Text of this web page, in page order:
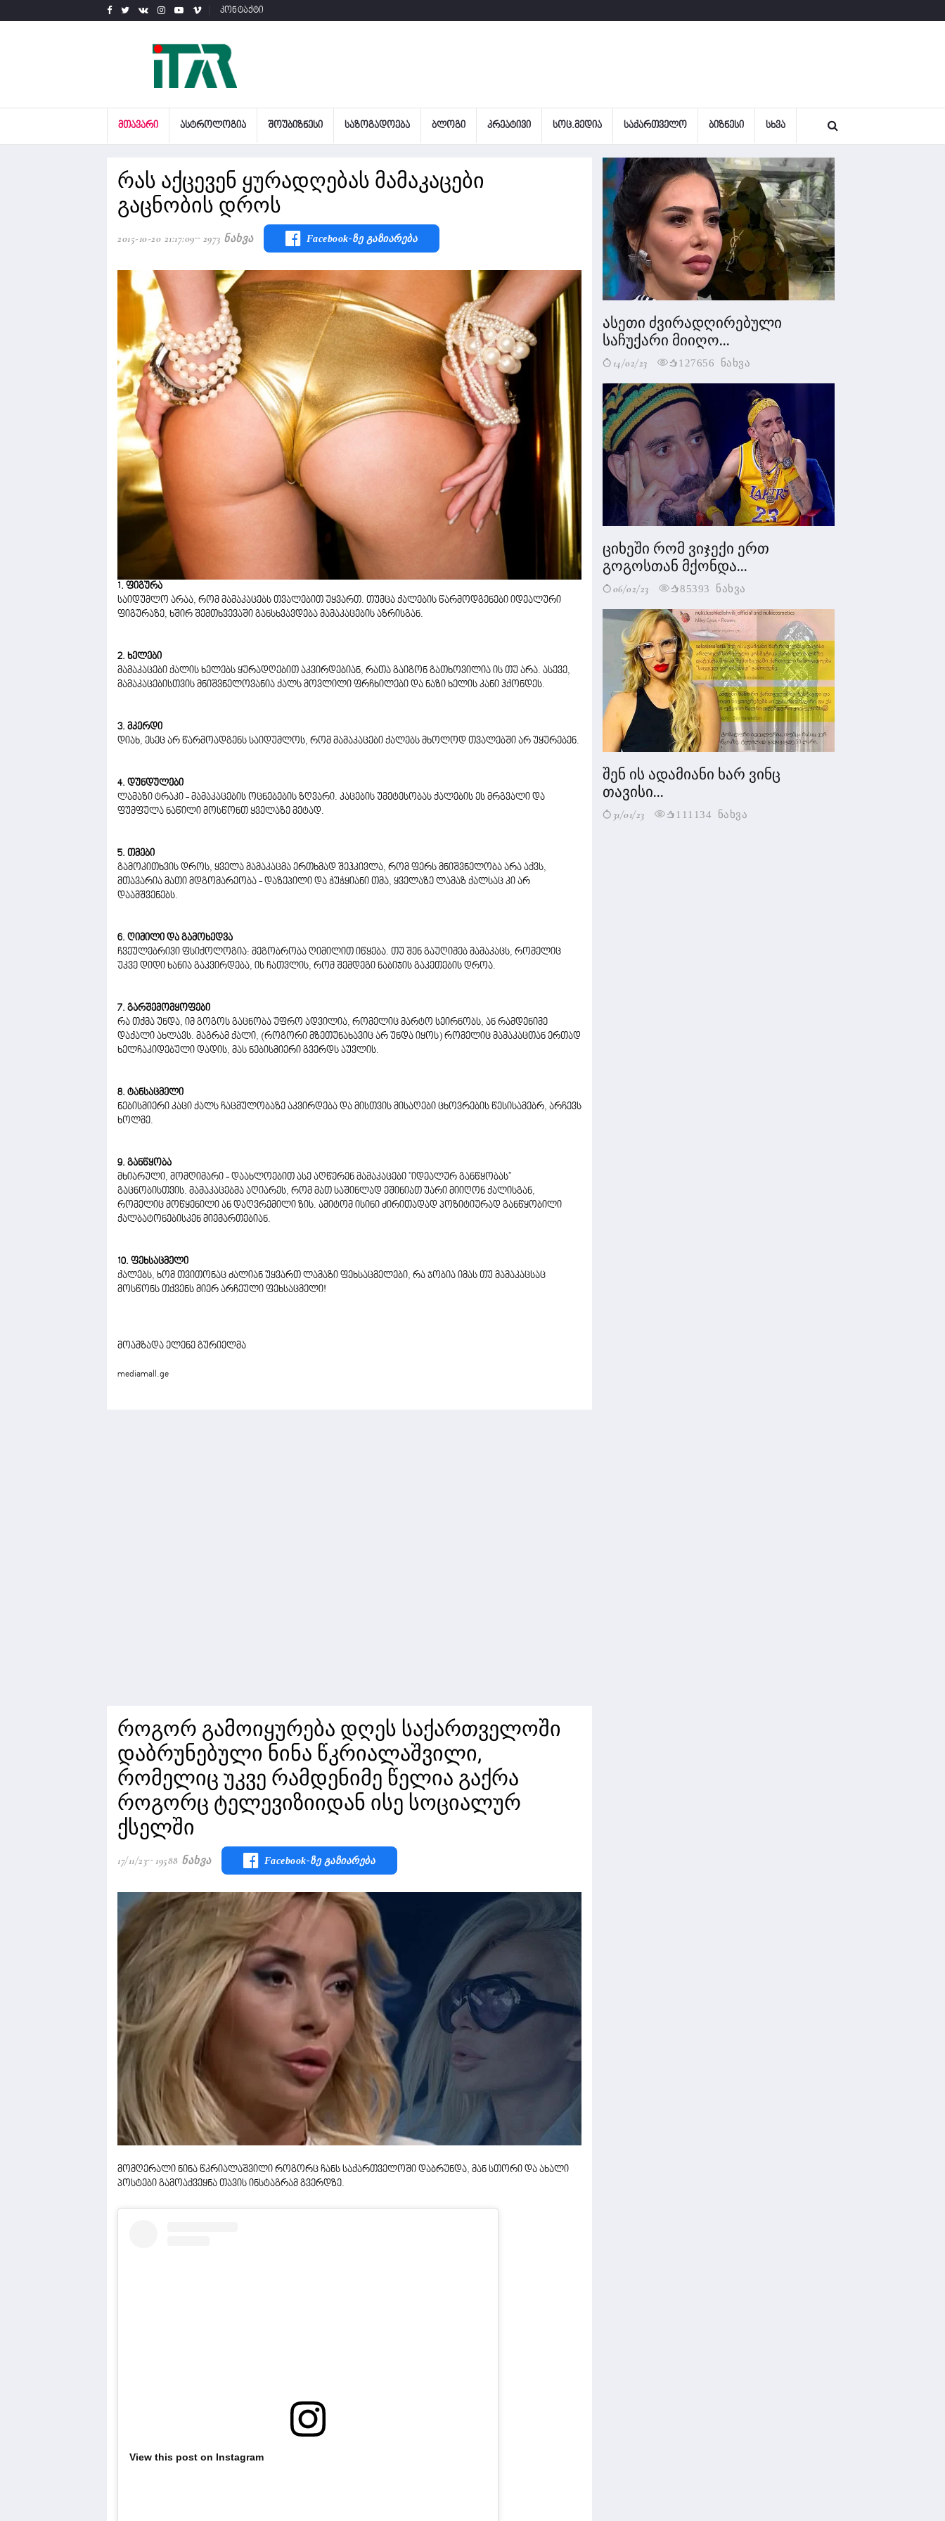
კონტაქტი
ᲛᲗᲐᲕᲐᲠᲘ ᲐᲡᲢᲠᲝᲚᲝᲒᲘᲐ ᲨᲝᲣᲑᲘᲖᲜᲔᲡᲘ ᲡᲐᲖᲝᲒᲐᲓᲝᲔᲑᲐ ᲑᲚᲝᲒᲘ ᲙᲠᲔᲐᲢᲘᲕᲘ ᲡᲝᲪ.ᲛᲔᲓᲘᲐ ᲡᲐᲥᲐᲠᲗᲕᲔᲚᲝ ᲑᲘᲖᲜᲔᲡᲘ ᲡᲮᲕᲐ
რას აქცევენ ყურადღებას მამაკაცები
გაცნობის დროს
2015-10-20 21:17:09 2973 Ნახვა Facebook-Ზე Გაზიარება
1. ფიგურა
საიდუმლო არაა, რომ მამაკაცებს თვალებით უყვართ. თუმცა ქალების წარმოდგენები იდეალური
ფიგურაზე, ხშირ შემთხვევაში განსხვავდება მამაკაცების აზრისგან.
2. ხელები
მამაკაცები ქალის ხელებს ყურადღებით აკვირდებიან, რათა გაიგონ გათხოვილია ის თუ არა. ასევე,
მამაკაცებისთვის მნიშვნელოვანია ქალს მოვლილი ფრჩხილები და ნაზი ხელის კანი ჰქონდეს.
3. მკერდი
დიახ, ესეც არ წარმოადგენს საიდუმლოს, რომ მამაკაცები ქალებს მხოლოდ თვალებში არ უყურებენ.
4. დუნდულები
ლამაზი ტრაკი - მამაკაცების ოცნებების ზღვარი. კაცების უმეტესობას ქალების ეს მრგვალი და
ფუმფულა ნაწილი მოსწონთ ყველაზე მეტად.
5. თმები
გამოკითხვის დროს, ყველა მამაკაცმა ერთხმად შეჰკივლა, რომ ფერს მნიშვნელობა არა აქვს,
მთავარია მათი მდგომარეობა - დაზეპილი და ჭუჭყიანი თმა, ყველაზე ლამაზ ქალსაც კი არ
დაამშვენებს.
6. ღიმილი და გამოხედვა
ჩვეულებრივი ფსიქოლოგია: მეგობრობა ღიმილით იწყება. თუ შენ გაუღიმებ მამაკაცს, რომელიც
უკვე დიდი ხანია გაკვირდება, ის ჩათვლის, რომ შემდეგი ნაბიჯის გაკეთების დროა.
7. გარშემომყოფები
რა თქმა უნდა, იმ გოგოს გაცნობა უფრო ადვილია, რომელიც მარტო სეირნობს, ან რამდენიმე
დაქალი ახლავს. მაგრამ ქალი, (როგორი მზეთუნახავიც არ უნდა იყოს) რომელიც მამაკაცთან ერთად
ხელჩაკიდებული დადის, მას ნებისმიერი გვერდს აუვლის.
8. ტანსაცმელი
ნებისმიერი კაცი ქალს ჩაცმულობაზე აკვირდება და მისთვის მისაღები ცხოვრების წესისამებრ, არჩევს
ხოლმე.
9. განწყობა
მხიარული, მომღიმარი - დაახლოებით ასე აღწერენ მამაკაცები "იდეალურ განწყობას"
გაცნობისთვის. მამაკაცებმა აღიარეს, რომ მათ საშინლად ეშინიათ უარი მიიღონ ქალისგან,
რომელიც მოწყენილი ან დაღვრემილი ზის. ამიტომ ისინი ძირითადად პოზიტიურად განწყობილი
ქალბატონებისკენ მიემართებიან.
10. ფეხსაცმელი
ქალებს, ხომ თვითონაც ძალიან უყვართ ლამაზი ფეხსაცმელები, რა ჯობია იმას თუ მამაკაცსაც
მოსწონს თქვენს მიერ არჩეული ფეხსაცმელი!
მოამზადა ელენე გურიელმა
mediamall.ge
როგორ გამოიყურება დღეს საქართველოში
დაბრუნებული ნინა წკრიალაშვილი,
რომელიც უკვე რამდენიმე წელია გაქრა
როგორც ტელევიზიიდან ისე სოციალურ
ქსელში
17/11/23 19588 Ნახვა Facebook-Ზე Გაზიარება
მომღერალი ნინა წკრიალაშვილი როგორც ჩანს საქართველოში დაბრუნდა, მან სთორი და ახალი
პოსტები გამოაქვეყნა თავის ინსტაგრამ გვერდზე.
View this post on Instagram
ასეთი ძვირადღირებული
საჩუქარი მიიღო...
14/02/23 127656 ნახვა
ციხეში რომ ვიჯექი ერთ
გოგოსთან მქონდა...
06/02/23 85393 ნახვა
შენ ის ადამიანი ხარ ვინც
თავისი...
31/01/23 111134 ნახვა